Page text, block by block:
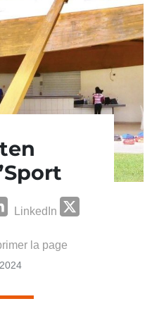
LinkedIn
la page